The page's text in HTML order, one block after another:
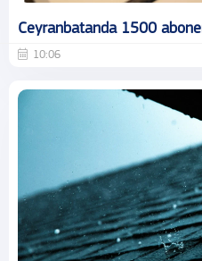
Ceyranbatanda 1500
10:06